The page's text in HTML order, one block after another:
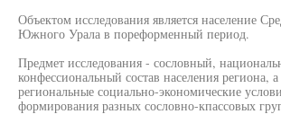
Объектом исследования является население
Южного Урала в пореформенный период.
Предмет исследования - сословный,
конфессиональный состав населения региона,
региональные социально-экономические
формирования разных сословно-кпассовых